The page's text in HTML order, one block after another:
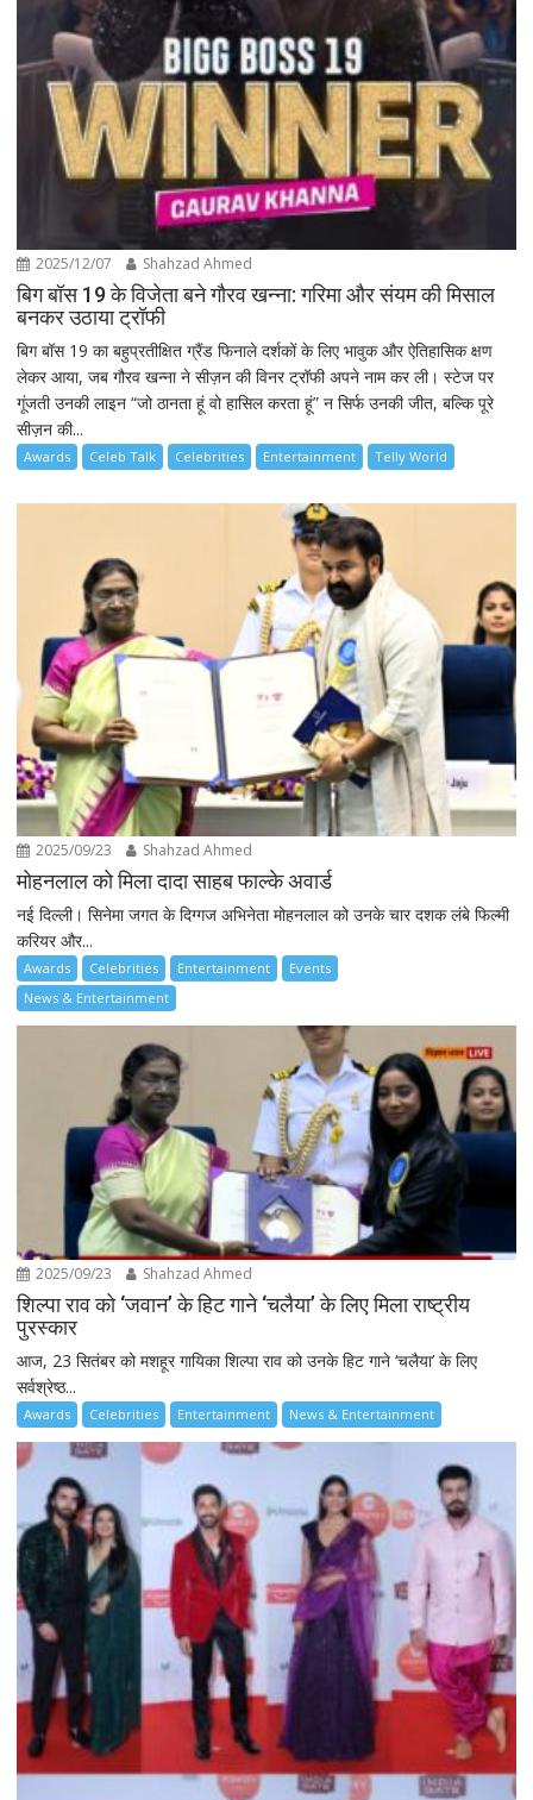
2025/12/07 Shahzad Ahmed
बिग बॉस 19 के विजेता बने गौरव खन्ना: गरिमा और संयम की मिसाल
बनकर उठाया ट्रॉफी
बिग बॉस 19 का बहुप्रतीक्षित ग्रैंड फिनाले दर्शकों के लिए भावुक और ऐतिहासिक क्षण
लेकर आया, जब गौरव खन्ना ने सीज़न की विनर ट्रॉफी अपने नाम कर ली। स्टेज पर
गूंजती उनकी लाइन “जो ठानता हूं वो हासिल करता हूं” न सिर्फ उनकी जीत, बल्कि पूरे
सीज़न की...
Awards Celeb Talk Celebrities Entertainment Telly World
2025/09/23 Shahzad Ahmed
मोहनलाल को मिला दादा साहब फाल्के अवार्ड
नई दिल्ली। सिनेमा जगत के दिग्गज अभिनेता मोहनलाल को उनके चार दशक लंबे फिल्मी
करियर और...
Awards Celebrities Entertainment
Events
News & Entertainment
2025/09/23 Shahzad Ahmed
शिल्पा राव को ‘जवान’ के हिट गाने ‘चलैया’ के लिए मिला राष्ट्रीय
पुरस्कार
आज, 23 सितंबर को मशहूर गायिका शिल्पा राव को उनके हिट गाने ‘चलैया’ के लिए
सर्वश्रेष्ठ...
Awards Celebrities Entertainment News & Entertainment